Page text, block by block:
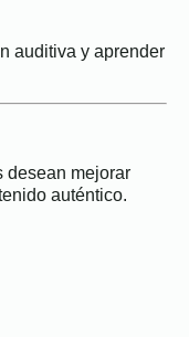
auditiva y aprender
desean mejorar
auténtico.